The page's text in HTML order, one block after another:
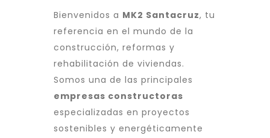
Bienvenidos a MK2 Santacruz, tu
referencia en el mundo de la
construcción, reformas y
rehabilitación de viviendas.
Somos una de las principales
empresas constructoras
especializadas en proyectos
sostenibles y energéticamente